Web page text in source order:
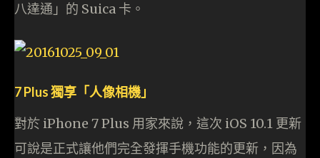
八達通」的 Suica 卡。
7 Plus 獨享「人像相機」
對於 iPhone 7 Plus 用家來說，這次 iOS 10.1 更新
可說是正式讓他們完全發揮手機功能的更新，因為